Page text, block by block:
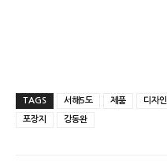
TAGS 서해5도 제품 디자인
포장지 강동완